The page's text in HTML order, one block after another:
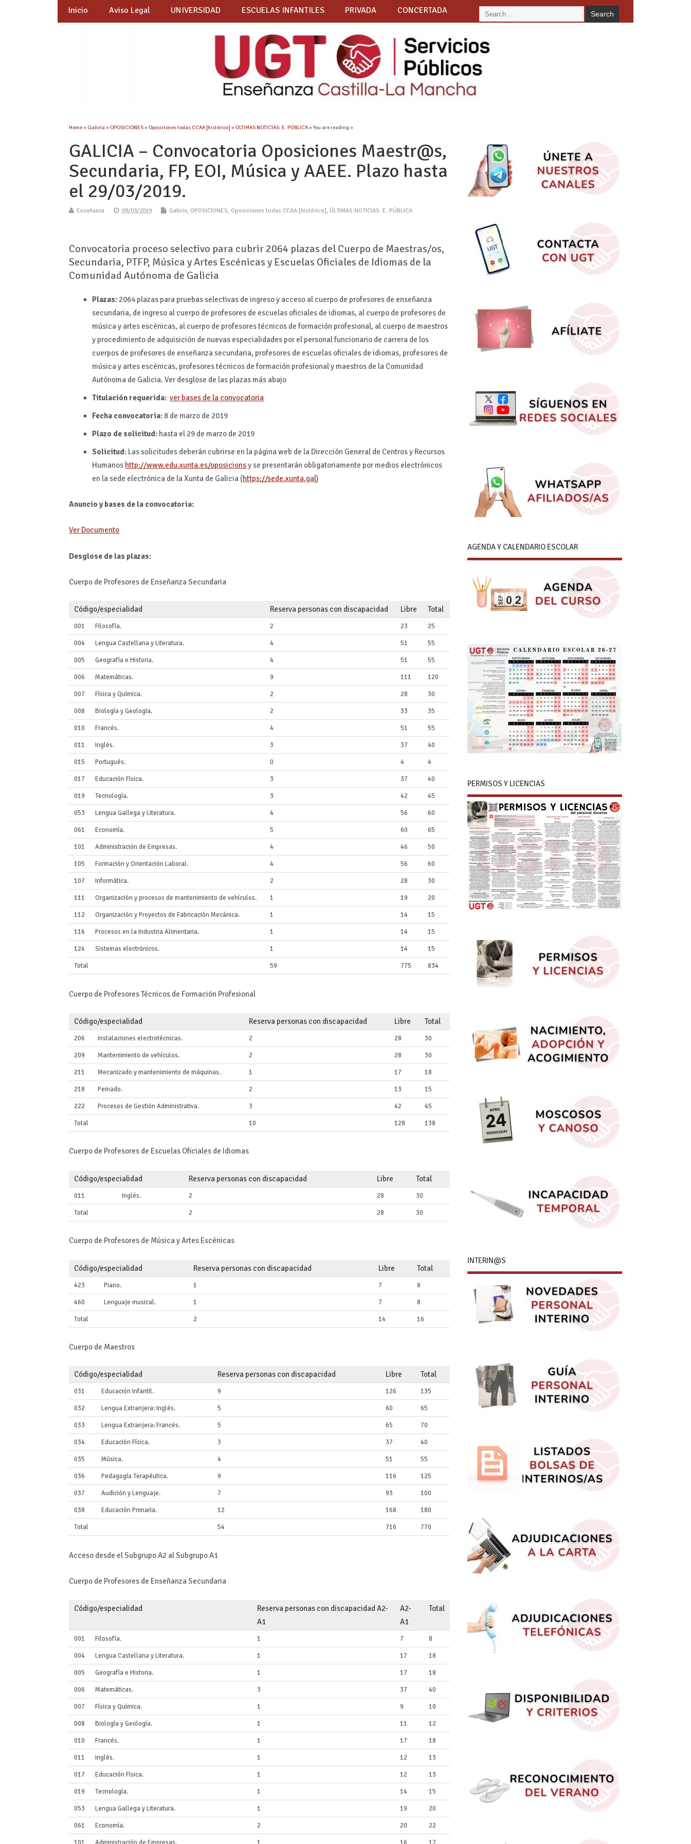
Inicio Aviso Legal UNIVERSIDAD ESCUELAS INFANTILES PRIVADA CONCERTADA
Home» Galicia » OPOSICIONES» Oposiciones todas CCAA [histórico] »ÚLTIMAS NOTICIAS: E. PÚBLICA» You are reading »
GALICIA – Convocatoria Oposiciones Maestr@s,
Secundaria, FP, EOI, Música y AAEE. Plazo hasta
el 29/03/2019.
Enseñanza 09/03/2019 Galicia, OPOSICIONES, Oposiciones todas CCAA [histórico], ÚLTIMAS NOTICIAS: E. PÚBLICA
Convocatoria proceso selectivo para cubrir 2064 plazas del Cuerpo de Maestras/os,
Secundaria, PTFP, Música y Artes Escénicas y Escuelas Oficiales de Idiomas de la
Comunidad Autónoma de Galicia
Plazas: 2064 plazas para pruebas selectivas de ingreso y acceso al cuerpo de profesores de enseñanza
secundaria, de ingreso al cuerpo de profesores de escuelas oficiales de idiomas, al cuerpo de profesores de
música y artes escénicas, al cuerpo de profesores técnicos de formación profesional, al cuerpo de maestros
y procedimiento de adquisición de nuevas especialidades por el personal funcionario de carrera de los
cuerpos de profesores de enseñanza secundaria, profesores de escuelas oficiales de idiomas, profesores de
música y artes escénicas, profesores técnicos de formación profesional y maestros de la Comunidad
Autónoma de Galicia. Ver desglose de las plazas más abajo
Titulación requerida: ver bases de la convocatoria
Fecha convocatoria: 8 de marzo de 2019
Plazo de solicitud: hasta el 29 de marzo de 2019
Solicitud: Las solicitudes deberán cubrirse en la página web de la Dirección General de Centros y Recursos
Humanos http://www.edu.xunta.es/oposicionsy se presentarán obligatoriamente por medios electrónicos
en la sede electrónica de la Xunta de Galicia (https://sede.xunta.gal)
Anuncio y bases de la convocatoria:
Ver Documento
Desglose de las plazas:
Cuerpo de Profesores de Enseñanza Secundaria
Código/especialidad Reserva personas con discapacidad Libre Total
001 Filosofía. 2 23 25
004 Lengua Castellana y Literatura. 4 51 55
005 Geografía e Historia. 4 51 55
006 Matemáticas. 9 111 120
007 Física y Química. 2 28 30
008 Biología y Geología. 2 33 35
010 Francés. 4 51 55
011 Inglés. 3 37 40
015 Portugués. 0 4 4
017 Educación Física. 3 37 40
019 Tecnología. 3 42 45
053 Lengua Gallega y Literatura. 4 56 60
061 Economía. 5 60 65
101 Administración de Empresas. 4 46 50
105 Formación y Orientación Laboral. 4 56 60
107 Informática. 2 28 30
111 Organización y procesos de mantenimiento de vehículos. 1 19 20
112 Organización y Proyectos de Fabricación Mecánica. 1 14 15
116 Procesos en la Industria Alimentaria. 1 14 15
124 Sistemas electrónicos. 1 14 15
Total 59 775 834
Cuerpo de Profesores Técnicos de Formación Profesional
Código/especialidad Reserva personas con discapacidad Libre Total
206 Instalaciones electrotécnicas. 2 28 30
209 Mantenimiento de vehículos. 2 28 30
211 Mecanizado y mantenimiento de máquinas. 1 17 18
218 Peinado. 2 13 15
222 Procesos de Gestión Administrativa. 3 42 45
Total 10 128 138
Cuerpo de Profesores de Escuelas Oficiales de Idiomas
Código/especialidad Reserva personas con discapacidad Libre Total
011 Inglés. 2 28 30
Total 2 28 30
Cuerpo de Profesores de Música y Artes Escénicas
Código/especialidad Reserva personas con discapacidad Libre Total
423 Piano. 1 7 8
460 Lenguaje musical. 1 7 8
Total 2 14 16
Cuerpo de Maestros
Código/especialidad Reserva personas con discapacidad Libre Total
031 Educación Infantil. 9 126 135
032 Lengua Extranjera: Inglés. 5 60 65
033 Lengua Extranjera: Francés. 5 65 70
034 Educación Física. 3 37 40
035 Música. 4 51 55
036 Pedagogía Terapéutica. 9 116 125
037 Audición y Lenguaje. 7 93 100
038 Educación Primaria. 12 168 180
Total 54 716 770
Acceso desde el Subgrupo A2 al Subgrupo A1
Cuerpo de Profesores de Enseñanza Secundaria
Código/especialidad
Reserva personas con discapacidad A2-
A1
A2-
A1
Total
001 Filosofía. 1 7 8
004 Lengua Castellana y Literatura. 1 17 18
005 Geografía e Historia. 1 17 18
006 Matemáticas. 3 37 40
007 Física y Química. 1 9 10
008 Biología y Geología. 1 11 12
010 Francés. 1 17 18
011 Inglés. 1 12 13
017 Educación Física. 1 12 13
019 Tecnología. 1 14 15
053 Lengua Gallega y Literatura. 1 19 20
061 Economía. 2 20 22
AGENDA Y CALENDARIO ESCOLAR
PERMISOS Y LICENCIAS
INTERIN@S